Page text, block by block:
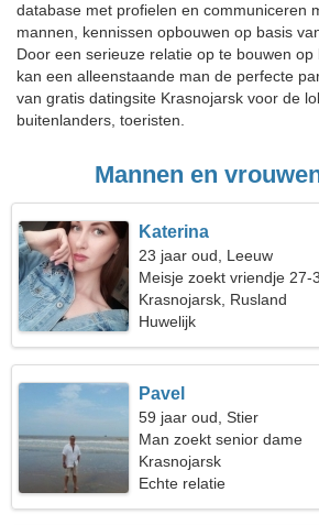
database met profielen en communiceren
mannen, kennissen opbouwen op basis
Door een serieuze relatie op te bouwen
kan een alleenstaande man de perfecte
van gratis datingsite Krasnojarsk voor de
buitenlanders, toeristen.
Mannen en
Katerina
23 jaar oud, Leeuw
Meisje zoekt vriendje 27-
Krasnojarsk, Rusland
Huwelijk
Pavel
59 jaar oud, Stier
Man zoekt senior dame
Krasnojarsk
Echte relatie